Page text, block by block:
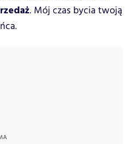
. Mój czas bycia twoją